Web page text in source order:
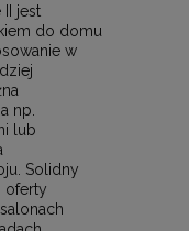
II jest
do domu
w
np.
lub
Solidny
oferty